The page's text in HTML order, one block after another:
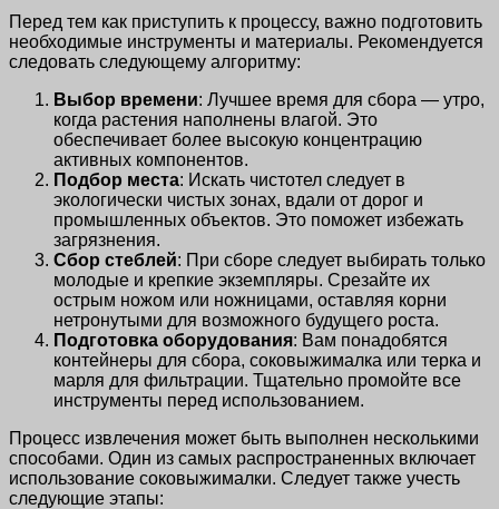
Перед тем как приступить к процессу, важно подготовить
необходимые инструменты и материалы. Рекомендуется
следовать следующему алгоритму:
Выбор времени: Лучшее время для сбора — утро,
когда растения наполнены влагой. Это
обеспечивает более высокую концентрацию
активных компонентов.
Подбор места: Искать чистотел следует в
экологически чистых зонах, вдали от дорог и
промышленных объектов. Это поможет избежать
загрязнения.
Сбор стеблей: При сборе следует выбирать только
молодые и крепкие экземпляры. Срезайте их
острым ножом или ножницами, оставляя корни
нетронутыми для возможного будущего роста.
Подготовка оборудования: Вам понадобятся
контейнеры для сбора, соковыжималка или терка и
марля для фильтрации. Тщательно промойте все
инструменты перед использованием.
Процесс извлечения может быть выполнен несколькими
способами. Один из самых распространенных включает
использование соковыжималки. Следует также учесть
следующие этапы: